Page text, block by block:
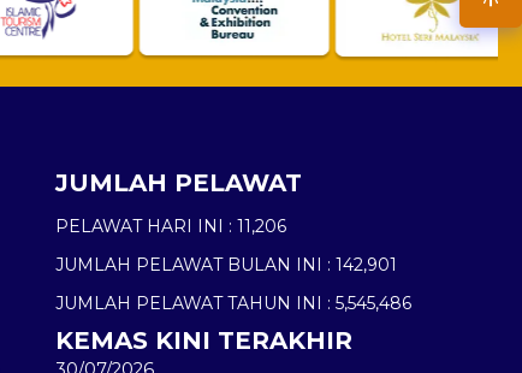
JUMLAH PELAWAT
PELAWAT HARI INI : 11,206
JUMLAH PELAWAT BULAN INI : 142,901
JUMLAH PELAWAT TAHUN INI : 5,545,486
KEMAS KINI TERAKHIR